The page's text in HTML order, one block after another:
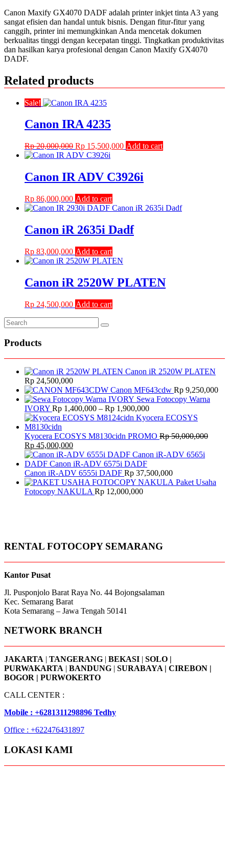
Canon Maxify GX4070 DADF adalah printer inkjet tinta A3 yang
sangat efisien dan handal untuk bisnis. Dengan fitur-fitur yang
canggih, printer ini memungkinkan Anda mencetak dokumen
berkualitas tinggi dengan kecepatan tinggi. Tingkatkan produktivitas
dan hasilkan karya profesional dengan Canon Maxify GX4070
DADF.
Related products
Sale!
Canon IRA 4235
Rp20,000,000 Original
price
Rp 20,000,000.
Rp 15,500,000Current
Rp 15,500,000.
Add to cart
Canon IR ADV C3926i
Rp 86,000,000 Add to cart
Canon iR 2635i Dadf
Rp 83,000,000 Add to cart
Canon iR 2520W PLATEN
Rp 24,500,000 Add to cart
Products
Canon iR 2520W PLATEN
Rp 24,500,000
Canon MF643cdw Rp 9,250,000
Sewa Fotocopy Warna
IVORY Rp 1,400,000 – Rp 1,900,000Price
range:
through
Kyocera ECOSYS M8130cidn PROMO Rp50,000,000
Original
price
was:
Rp 50,000,000.
Rp 45,000,000Current
price
is:
Rp 45,000,000.
Canon iR-ADV 6555i DADF Rp 37,500,000
Paket Usaha
Fotocopy NAKULA Rp 12,000,000
RENTAL FOTOCOPY SEMARANG
Kantor Pusat
Jl. Pusponjolo Barat Raya No. 44 Bojongsalaman
Kec. Semarang Barat
Kota Semarang – Jawa Tengah 50141
NETWORK BRANCH
JAKARTA | TANGERANG | BEKASI | SOLO |
PURWAKARTA | BANDUNG | SURABAYA | CIREBON |
BOGOR | PURWOKERTO
CALL CENTER :
Mobile : +6281311298896 Tedhy
Office : +622476431897
LOKASI KAMI